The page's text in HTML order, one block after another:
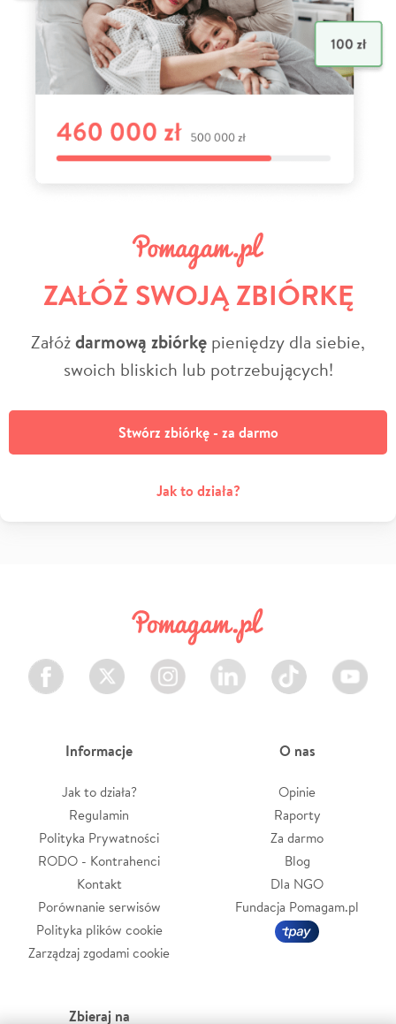
ZAŁÓŻ SWOJĄ ZBIÓRKĘ
Załóżdarmową zbiórkę pieniędzy dla siebie,
swoich bliskich lub potrzebujących!
Stwórz zbiórkę - za darmo
Jak to działa?
Facebook Twitter Instagram LinkedIn TikTok Youtube
Informacje
Jak to działa?
Regulamin
Polityka Prywatności
RODO - Kontrahenci
Kontakt
Porównanie serwisów
Polityka plików cookie
Zarządzaj zgodami cookie
O nas
Opinie
Raporty
Za darmo
Blog
Dla NGO
Fundacja Pomagam.pl
Zbieraj na